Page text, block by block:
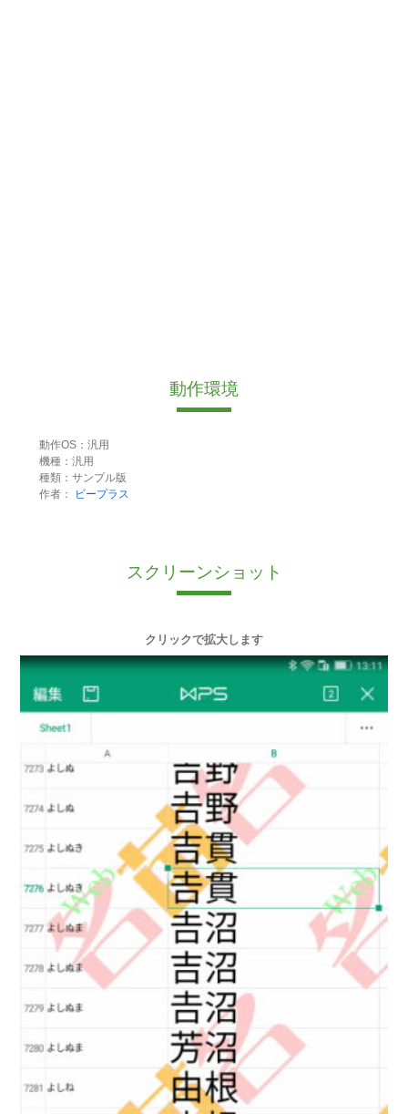
動作環境
動作OS：汎用
機種：汎用
種類：サンプル版
作者：
ビープラス
スクリーンショット
クリックで拡大します